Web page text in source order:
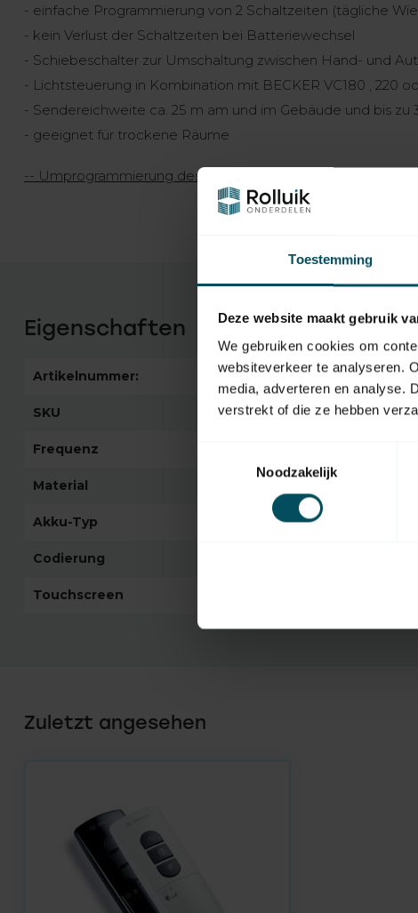
Toestemming
Deze website maakt gebruik
We gebruiken cookies om
websiteverkeer te analyseren.
media, adverteren en analyse.
verstrekt of die ze hebben
Noodzakelijk
- einfache Programmierung von 2 Schaltzeiten (tägliche
- kein Verlust der Schaltzeiten bei Batteriewechsel
- Schiebeschalter zur Umschaltung zwischen Hand- und
- Lichtsteuerung in Kombination mit BECKER VC180 , 220
- Sendereichweite ca. 25 m am und im Gebäude und bis zu
- geeignet für trockene Räume
-- Umprogrammierung des Handsenders im Becker
Eigenschaften
Artikelnummer: 3333
SKU 4034 000 204 0
Frequenz
Material Kunststoff
Akku-Typ CR2430
Codierung
Touchscreen
Zuletzt angesehen